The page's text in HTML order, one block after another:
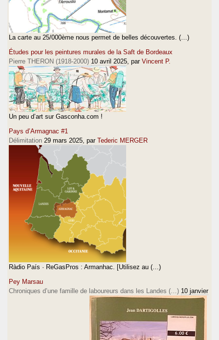
La carte au 25/000ème nous permet de belles découvertes. (…)
Études pour les peintures murales de la Saft de Bordeaux
Pierre THERON (1918-2000) 10 avril 2025 , par Vincent P.
Un peu d’art sur Gasconha.com !
Pays d’Armagnac #1
Délimitation 29 mars 2025 , par Tederic MERGER
Ràdio País · ReGasPros : Armanhac. [Utilisez au (…)
Pey Marsau
Chroniques d’une famille de laboureurs dans les Landes (…) 10 janvier